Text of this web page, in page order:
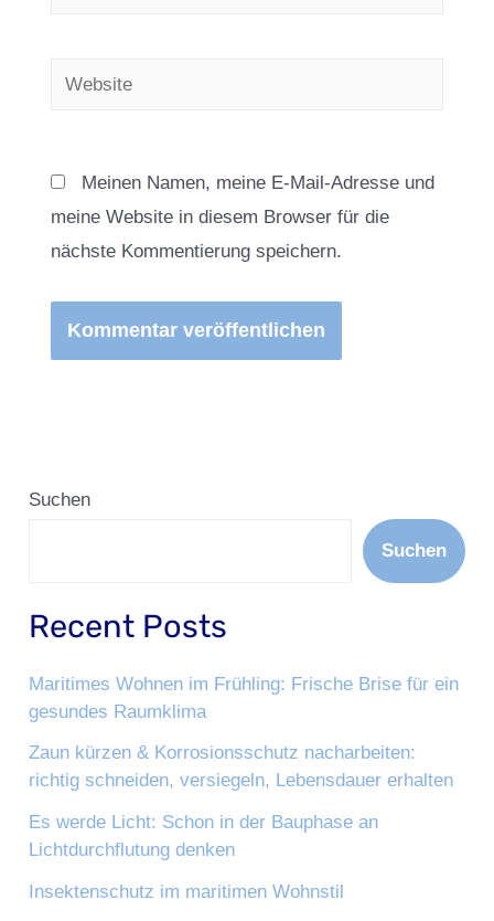
Website
Meinen Namen, meine E-Mail-Adresse und
meine Website in diesem Browser für die
nächste Kommentierung speichern.
Suchen
Suchen
Recent Posts
Maritimes Wohnen im Frühling: Frische Brise für ein
gesundes Raumklima
Zaun kürzen & Korrosionsschutz nacharbeiten:
richtig schneiden, versiegeln, Lebensdauer erhalten
Es werde Licht: Schon in der Bauphase an
Lichtdurchflutung denken
Insektenschutz im maritimen Wohnstil